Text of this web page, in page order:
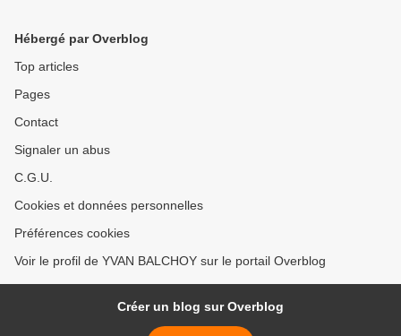
Hébergé par Overblog
Top articles
Pages
Contact
Signaler un abus
C.G.U.
Cookies et données personnelles
Préférences cookies
Voir le profil de YVAN BALCHOY sur le portail Overblog
Créer un blog sur Overblog